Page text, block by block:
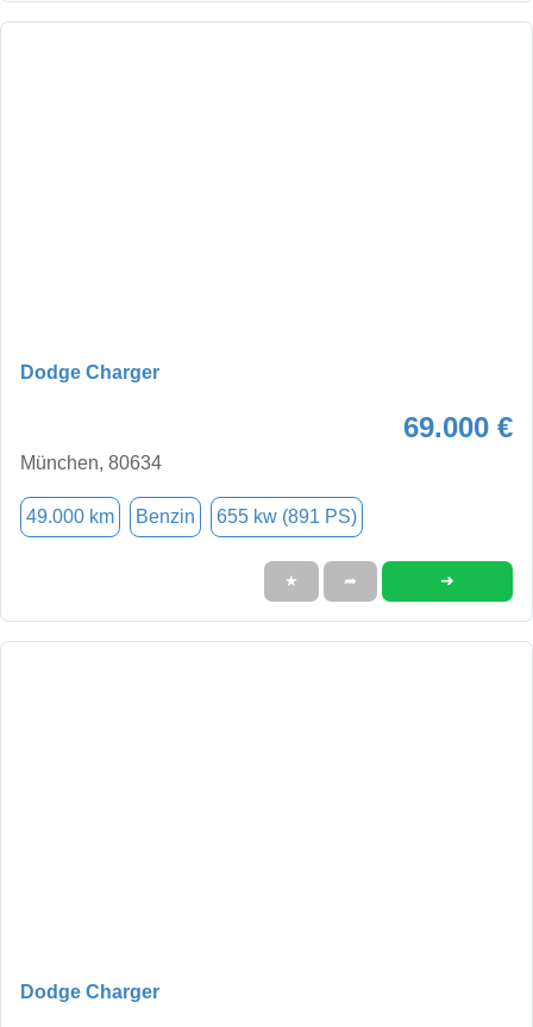
Dodge Charger
69.000 €
München, 80634
49.000 km Benzin 655 kw (891 PS)
★ ➦ ➜
Dodge Charger